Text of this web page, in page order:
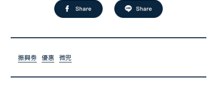
來微兜
振興劵 優惠 微兜